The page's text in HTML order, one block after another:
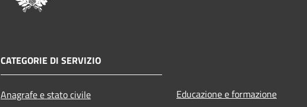
CATEGORIE DI SERVIZIO
Anagrafe e stato civile
Educazione e formazione